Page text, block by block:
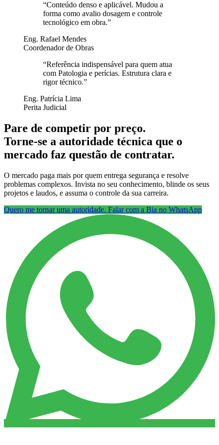
“Conteúdo denso e aplicável. Mudou a
forma como avalio dosagem e controle
tecnológico em obra.”
Eng. Rafael Mendes
Coordenador de Obras
“Referência indispensável para quem atua
com Patologia e perícias. Estrutura clara e
rigor técnico.”
Eng. Patrícia Lima
Perita Judicial
Pare de competir por preço.
Torne-se a autoridade técnica que o
mercado faz questão de contratar.
O mercado paga mais por quem entrega segurança e resolve
problemas complexos. Invista no seu conhecimento, blinde os seus
projetos e laudos, e assuma o controle da sua carreira.
Quero me tornar uma autoridade. Falar com a Bia no WhatsApp